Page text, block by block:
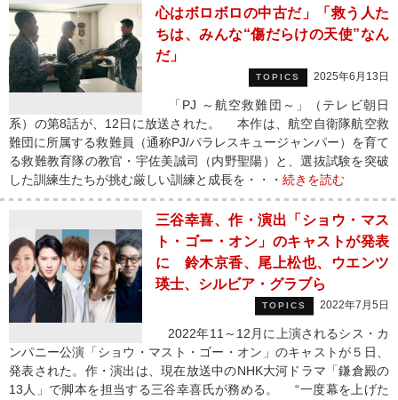
心はボロボロの中古だ」「救う人た
ちは、みんな“傷だらけの天使”なん
だ」
TOPICS 2025年6月13日
「PJ ～航空救難団～」（テレビ朝日
系）の第8話が、12日に放送された。 本作は、航空自衛隊航空救
難団に所属する救難員（通称PJ/パラレスキュージャンパー）を育て
る救難教育隊の教官・宇佐美誠司（内野聖陽）と、選抜試験を突破
した訓練生たちが挑む厳しい訓練と成長を・・・ 続きを読む
三谷幸喜、作・演出「ショウ・マス
ト・ゴー・オン」のキャストが発表
に 鈴木京香、尾上松也、ウエンツ
瑛士、シルビア・グラブら
TOPICS 2022年7月5日
2022年11～12月に上演されるシス・カ
ンパニー公演「ショウ・マスト・ゴー・オン」のキャストが５日、
発表された。作・演出は、現在放送中のNHK大河ドラマ「鎌倉殿の
13人」で脚本を担当する三谷幸喜氏が務める。 “一度幕を上げた